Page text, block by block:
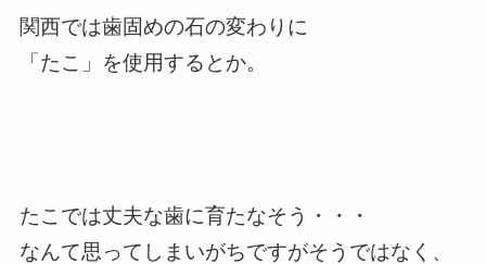
関西では歯固めの石の変わりに
「たこ」を使用するとか。
たこでは丈夫な歯に育たなそう・・・
なんて思ってしまいがちですがそうではなく、